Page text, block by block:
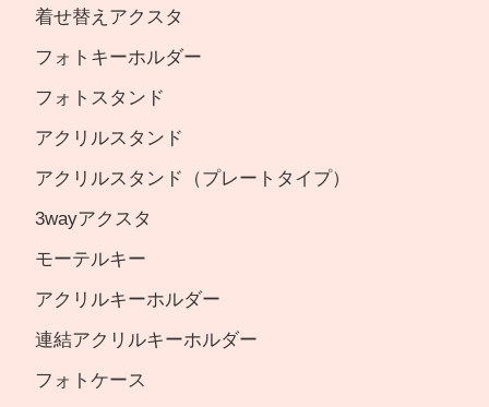
着せ替えアクスタ
フォトキーホルダー
フォトスタンド
アクリルスタンド
アクリルスタンド（プレートタイプ）
3wayアクスタ
モーテルキー
アクリルキーホルダー
連結アクリルキーホルダー
フォトケース